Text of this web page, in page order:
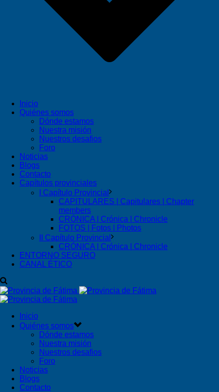
Inicio
Quiénes somos
Dónde estamos
Nuestra misión
Nuestros desafios
Foro
Noticias
Blogs
Contacto
Capítulos provinciales
I Capítulo Provincial
CAPITULARES | Capitulares | Chapter
members
CRÓNICA | Crónica | Chronicle
FOTOS | Fotos | Photos
II Capítulo Provincial
CRÓNICA | Crónica | Chronicle
ENTORNO SEGURO
CANAL ÉTICO
Inicio
Quiénes somos
Dónde estamos
Nuestra misión
Nuestros desafios
Foro
Noticias
Blogs
Contacto